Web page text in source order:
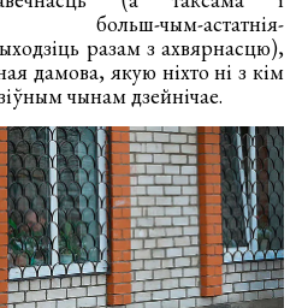
больш-чым-астатнія-
разам з ахвярнасцю),
дамова, якую ніхто ні з кім
чынам дзейнічае.